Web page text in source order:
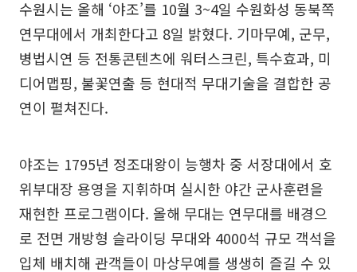
수원시는 올해 ‘야조’를 10월 3~4일 수원화성 동북쪽
연무대에서 개최한다고 8일 밝혔다. 기마무예, 군무,
병법시연 등 전통콘텐츠에 워터스크린, 특수효과, 미
디어맵핑, 불꽃연출 등 현대적 무대기술을 결합한 공
연이 펼쳐진다.
야조는 1795년 정조대왕이 능행차 중 서장대에서 호
위부대장 용영을 지휘하며 실시한 야간 군사훈련을
재현한 프로그램이다. 올해 무대는 연무대를 배경으
로 전면 개방형 슬라이딩 무대와 4000석 규모 객석을
입체 배치해 관객들이 마상무예를 생생히 즐길 수 있